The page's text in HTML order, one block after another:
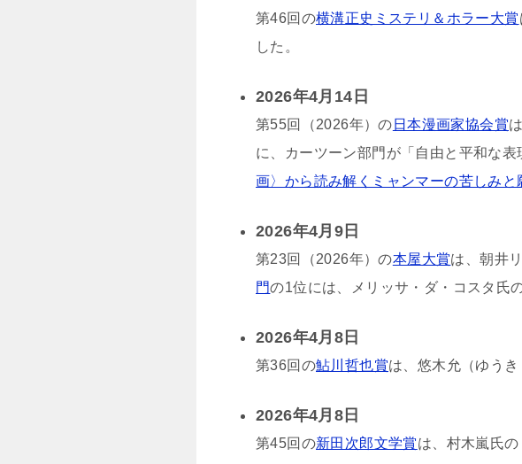
第46回の横溝正史ミステリ＆ホラー大賞
した。
2026年4月14日
第55回（2026年）の 日本漫画家協会賞
に、カーツーン部門が「自由と平和な
画〉から読み解くミャンマーの苦しみと
2026年4月9日
第23回（2026年）の本屋大賞は、朝井
門の1位には、メリッサ・ダ・コスタ氏
2026年4月8日
第36回の鮎川哲也賞は、悠木允（ゆう
2026年4月8日
第45回の新田次郎文学賞は、村木嵐氏の